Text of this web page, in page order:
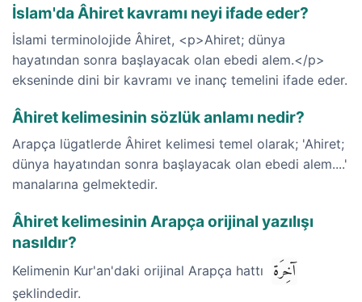
İslam'da Âhiret kavramı neyi ifade eder?
İslami terminolojide Âhiret, <p>Ahiret; dünya
hayatından sonra başlayacak olan ebedi alem.</p>
ekseninde dini bir kavramı ve inanç temelini ifade eder.
Âhiret kelimesinin sözlük anlamı nedir?
Arapça lügatlerde Âhiret kelimesi temel olarak; 'Ahiret;
dünya hayatından sonra başlayacak olan ebedi alem....'
manalarına gelmektedir.
Âhiret kelimesinin Arapça orijinal yazılışı
nasıldır?
Kelimenin Kur'an'daki orijinal Arapça hattı آخِرَة
şeklindedir.